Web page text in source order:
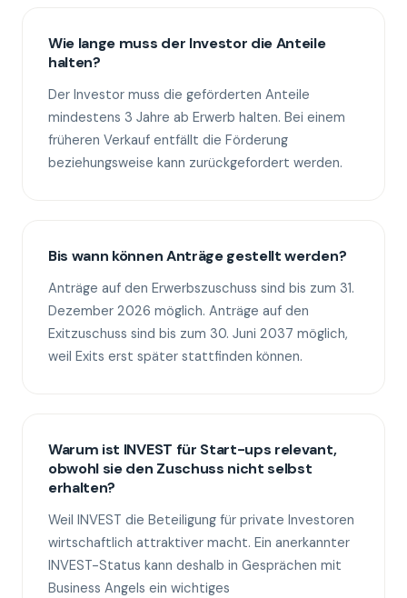
Wie lange muss der Investor die Anteile
halten?
Der Investor muss die geförderten Anteile
mindestens 3 Jahre ab Erwerb halten. Bei einem
früheren Verkauf entfällt die Förderung
beziehungsweise kann zurückgefordert werden.
Bis wann können Anträge gestellt werden?
Anträge auf den Erwerbszuschuss sind bis zum 31.
Dezember 2026 möglich. Anträge auf den
Exitzuschuss sind bis zum 30. Juni 2037 möglich,
weil Exits erst später stattfinden können.
Warum ist INVEST für Start-ups relevant,
obwohl sie den Zuschuss nicht selbst
erhalten?
Weil INVEST die Beteiligung für private Investoren
wirtschaftlich attraktiver macht. Ein anerkannter
INVEST-Status kann deshalb in Gesprächen mit
Business Angels ein wichtiges